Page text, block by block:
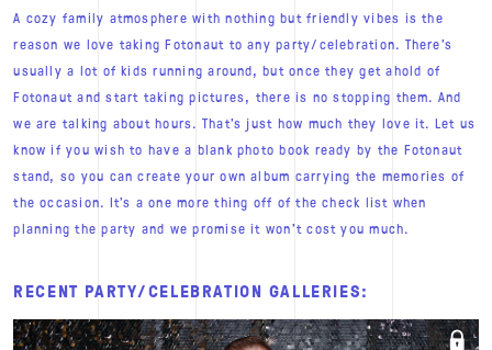
A cozy family atmosphere with nothing but friendly vibes is the
reason we love taking Fotonaut to any party/celebration. There’s
usually a lot of kids running around, but once they get ahold of
Fotonaut and start taking pictures, there is no stopping them. And
we are talking about hours. That’s just how much they love it. Let us
know if you wish to have a blank photo book ready by the Fotonaut
stand, so you can create your own album carrying the memories of
the occasion. It’s a one more thing off of the check list when
planning the party and we promise it won’t cost you much.
RECENT PARTY/CELEBRATION GALLERIES: